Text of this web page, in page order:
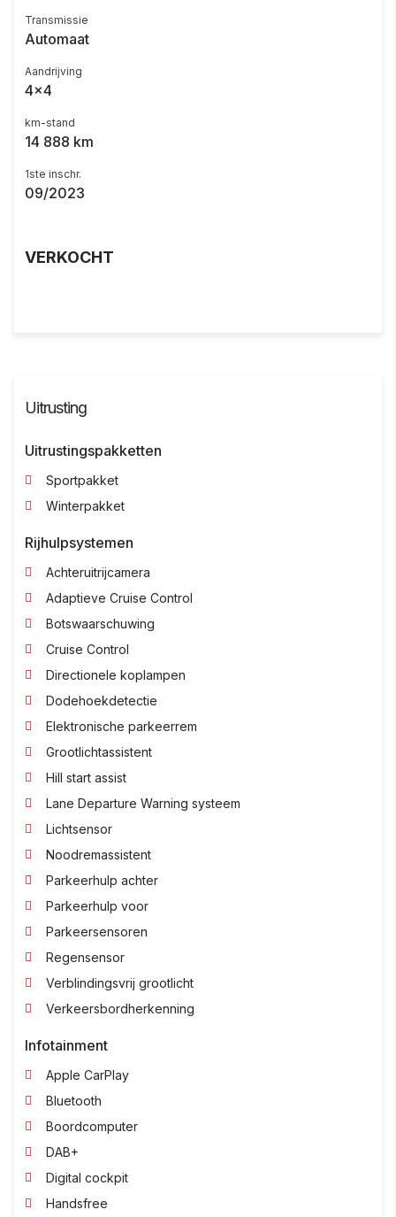
Transmissie
Automaat
Aandrijving
4x4
km-stand
14 888 km
1ste inschr.
09/2023
VERKOCHT
Uitrusting
Uitrustingspakketten
Sportpakket
Winterpakket
Rijhulpsystemen
Achteruitrijcamera
Adaptieve Cruise Control
Botswaarschuwing
Cruise Control
Directionele koplampen
Dodehoekdetectie
Elektronische parkeerrem
Grootlichtassistent
Hill start assist
Lane Departure Warning systeem
Lichtsensor
Noodremassistent
Parkeerhulp achter
Parkeerhulp voor
Parkeersensoren
Regensensor
Verblindingsvrij grootlicht
Verkeersbordherkenning
Infotainment
Apple CarPlay
Bluetooth
Boordcomputer
DAB+
Digital cockpit
Handsfree